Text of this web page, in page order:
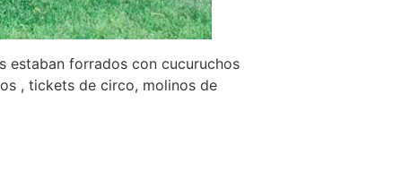
estaban forrados con cucuruchos
, tickets de circo, molinos de